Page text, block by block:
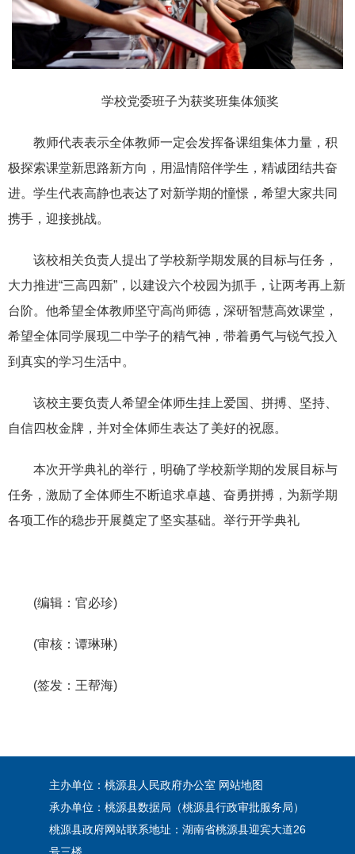
学校党委班子为获奖班集体颁奖
教师代表表示全体教师一定会发挥备课组集体力量，积
极探索课堂新思路新方向，用温情陪伴学生，精诚团结共奋
进。学生代表高静也表达了对新学期的憧憬，希望大家共同
携手，迎接挑战。
该校相关负责人提出了学校新学期发展的目标与任务，
大力推进“三高四新”，以建设六个校园为抓手，让两考再上新
台阶。他希望全体教师坚守高尚师德，深研智慧高效课堂，
希望全体同学展现二中学子的精气神，带着勇气与锐气投入
到真实的学习生活中。
该校主要负责人希望全体师生挂上爱国、拼搏、坚持、
自信四枚金牌，并对全体师生表达了美好的祝愿。
本次开学典礼的举行，明确了学校新学期的发展目标与
任务，激励了全体师生不断追求卓越、奋勇拼搏，为新学期
各项工作的稳步开展奠定了坚实基础。举行开学典礼
(编辑：官必珍)
(审核：谭琳琳)
(签发：王帮海)
主办单位：桃源县人民政府办公室 网站地图
承办单位：桃源县数据局（桃源县行政审批服务局）
桃源县政府网站联系地址：湖南省桃源县迎宾大道26